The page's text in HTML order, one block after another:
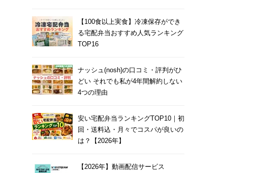
【100食以上実食】冷凍保存ができ
る宅配弁当おすすめ人気ランキング
TOP16
ナッシュ(nosh)の口コミ・評判がひ
どい それでも私が4年間解約しない
4つの理由
安い宅配弁当ランキングTOP10｜初
回・送料込・月々でコスパが良いの
は？【2026年】
【2026年】動画配信サービス